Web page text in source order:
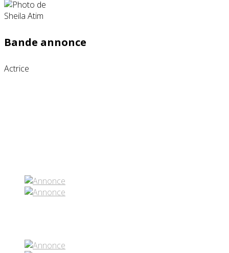
Bande annonce
Actrice